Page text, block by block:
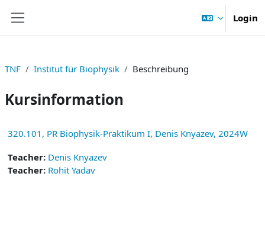
Login
TNF Institut für Biophysik Beschreibung
Kursinformation
320.101, PR Biophysik-Praktikum I, Denis Knyazev, 2024W
Teacher: Denis Knyazev
Teacher: Rohit Yadav